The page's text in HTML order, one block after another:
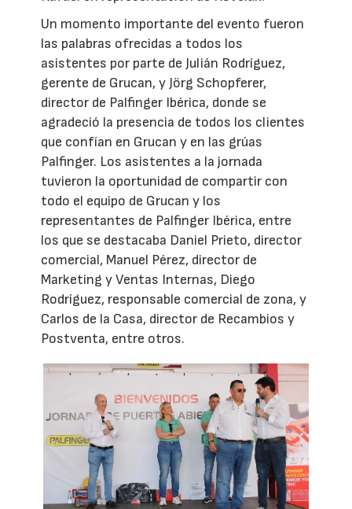
Un momento importante del evento fueron
las palabras ofrecidas a todos los
asistentes por parte de Julián Rodríguez,
gerente de Grucan, y Jörg Schopferer,
director de Palfinger Ibérica, donde se
agradeció la presencia de todos los clientes
que confían en Grucan y en las grúas
Palfinger. Los asistentes a la jornada
tuvieron la oportunidad de compartir con
todo el equipo de Grucan y los
representantes de Palfinger Ibérica, entre
los que se destacaba Daniel Prieto, director
comercial, Manuel Pérez, director de
Marketing y Ventas Internas, Diego
Rodríguez, responsable comercial de zona, y
Carlos de la Casa, director de Recambios y
Postventa, entre otros.